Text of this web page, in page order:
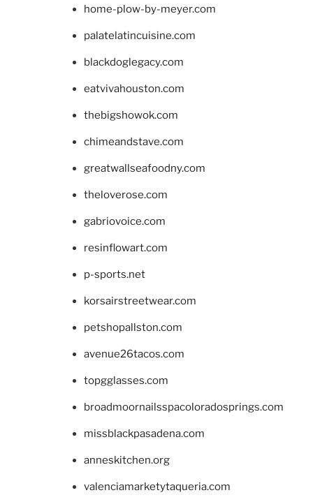
home-plow-by-meyer.com
palatelatincuisine.com
blackdoglegacy.com
eatvivahouston.com
thebigshowok.com
chimeandstave.com
greatwallseafoodny.com
theloverose.com
gabriovoice.com
resinflowart.com
p-sports.net
korsairstreetwear.com
petshopallston.com
avenue26tacos.com
topgglasses.com
broadmoornailsspacoloradosprings.com
missblackpasadena.com
anneskitchen.org
valenciamarketytaqueria.com